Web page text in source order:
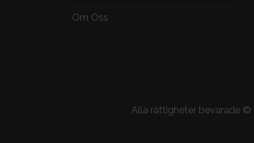
Om Oss
Alla rättigheter bevarade ©